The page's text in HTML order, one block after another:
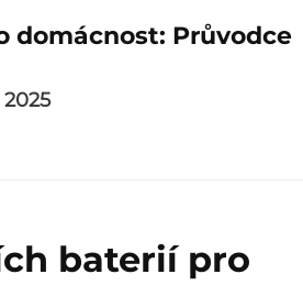
domácnost: Průvodce
2025
baterií pro